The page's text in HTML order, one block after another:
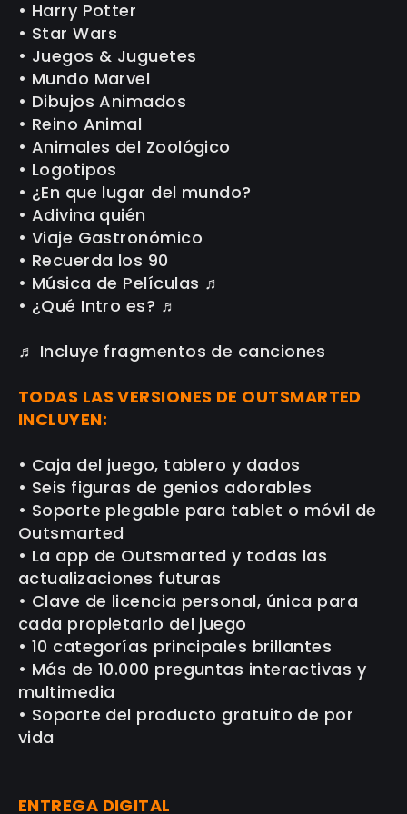
• Harry Potter
• Star Wars
• Juegos & Juguetes
• Mundo Marvel
• Dibujos Animados
• Reino Animal
• Animales del Zoológico
• Logotipos
• ¿En que lugar del mundo?
• Adivina quién
• Viaje Gastronómico
• Recuerda los 90
• Música de Películas ♬
• ¿Qué Intro es? ♬
♬ Incluye fragmentos de canciones
TODAS LAS VERSIONES DE OUTSMARTED
INCLUYEN:
• Caja del juego, tablero y dados
• Seis figuras de genios adorables
• Soporte plegable para tablet o móvil de
Outsmarted
• La app de Outsmarted y todas las
actualizaciones futuras
• Clave de licencia personal, única para
cada propietario del juego
• 10 categorías principales brillantes
• Más de 10.000 preguntas interactivas y
multimedia
• Soporte del producto gratuito de por
vida
ENTREGA DIGITAL